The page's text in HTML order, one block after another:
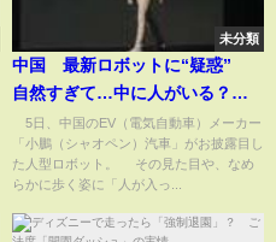
未分類
中国 最新ロボットに“疑惑”
自然すぎて…中に人がいる？
【スーパーJチャンネル】(2025
年11月14日)
5日、中国のEV（電気自動車）メーカー
「小鵬（シャオペン）汽車」がお披露目し
た人型ロボット。 その見た目や、なめ
らかに歩く姿に「人が入っ...